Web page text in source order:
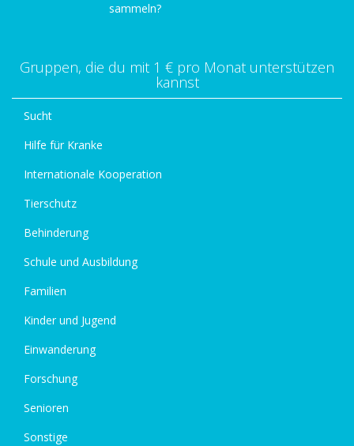
sammeln?
Gruppen, die du mit 1 € pro Monat unterstützen
kannst
Sucht
Hilfe für Kranke
Internationale Kooperation
Tierschutz
Behinderung
Schule und Ausbildung
Familien
Kinder und Jugend
Einwanderung
Forschung
Senioren
Sonstige